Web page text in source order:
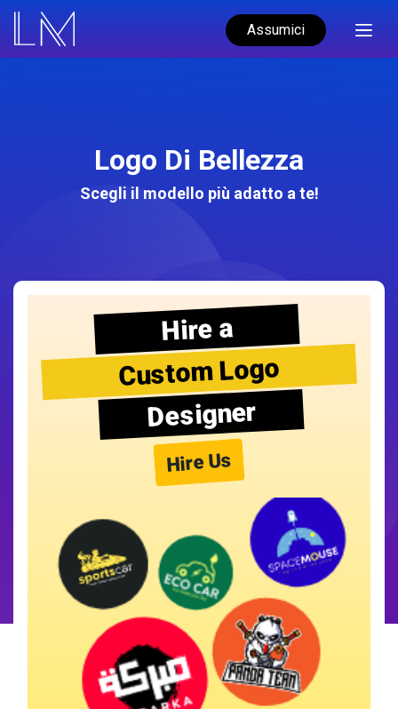
Assumici
Logo Di Bellezza
Scegli il modello più adatto a te!
Hire a
Custom Logo
Designer
Hire Us